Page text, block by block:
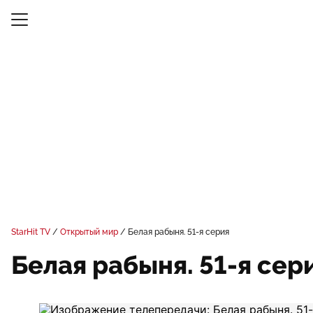
StarHit TV Открытый мир Белая рабыня. 51-я серия
Белая рабыня. 51-я